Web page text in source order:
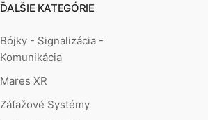
ĎALŠIE KATEGÓRIE
Bójky - Signalizácia -
Komunikácia
Mares XR
Záťažové Systémy